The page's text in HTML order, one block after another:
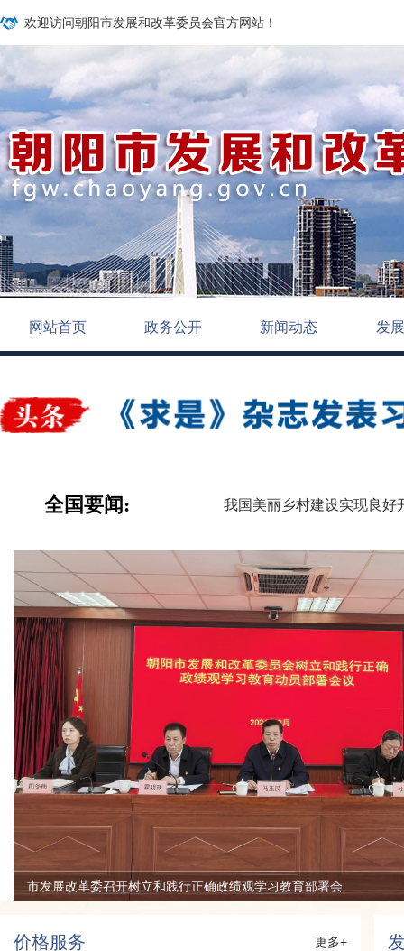
欢迎访问朝阳市发展和改革委员会官方网站！
网站首页 政务公开 新闻动态 发
市发展改革委召开树立和践行正确政绩观学习教育部署会
价格服务 更多+